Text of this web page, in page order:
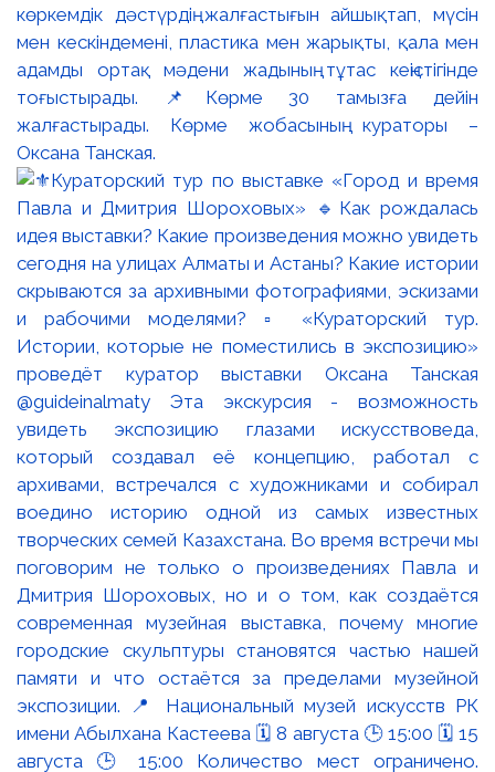
көркемдік дәстүрдің жалғастығын айшықтап, мүсін
мен кескіндемені, пластика мен жарықты, қала мен
адамды ортақ мәдени жадының тұтас кеңістігінде
тоғыстырады. 📌Көрме 30 тамызға дейін
жалғастырады. Көрме жобасының кураторы –
Оксана Танская.